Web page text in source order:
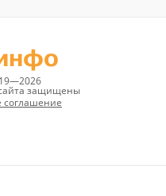
защищены
соглашение